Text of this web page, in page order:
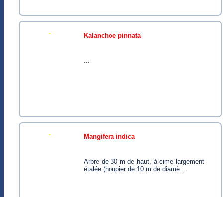
kalanchoe pinnata
...
mangifera indica
Arbre de 30 m de haut, à cime largement
étalée (houpier de 10 m de diamè...